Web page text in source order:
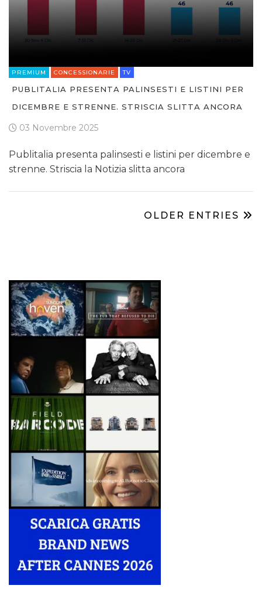
PREMIUM CONCESSIONARIE TV
PUBLITALIA PRESENTA PALINSESTI E LISTINI PER
DICEMBRE E STRENNE. STRISCIA SLITTA ANCORA
03 Novembre 2025
Publitalia presenta palinsesti e listini per dicembre e
strenne. Striscia la Notizia slitta ancora
OLDER ENTRIES